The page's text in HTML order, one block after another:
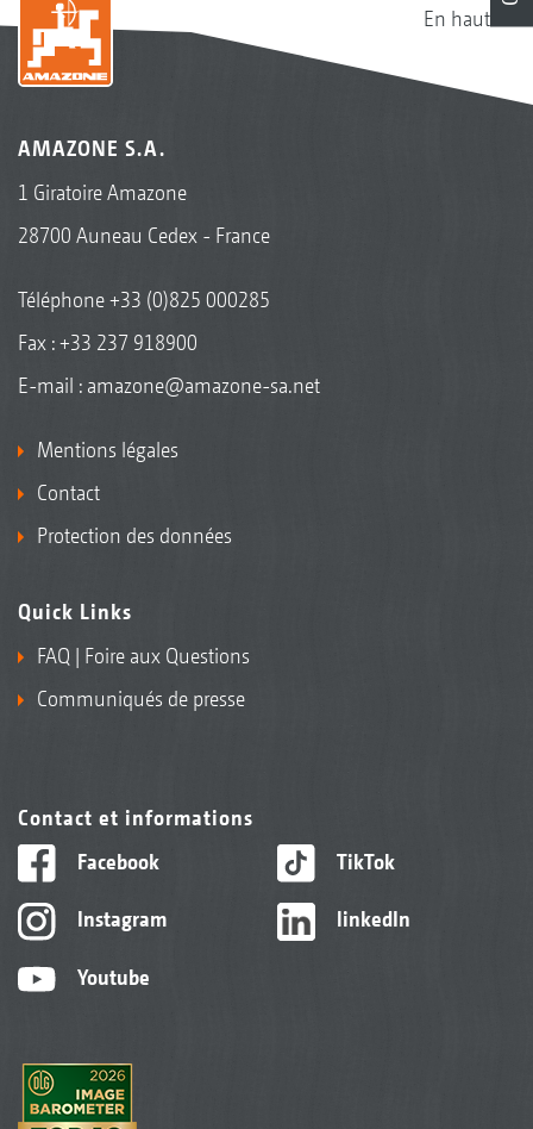
En haut
AMAZONE S.A.
1 Giratoire Amazone
28700 Auneau Cedex - France
Téléphone+33 (0)825 000285
Fax : +33 237 918900
E-mail : amazone@amazone-sa.net
Mentions légales
Contact
Protection des données
Quick Links
FAQ | Foire aux Questions
Communiqués de presse
Contact et informations
Facebook
Instagram
Youtube
TikTok
linkedIn